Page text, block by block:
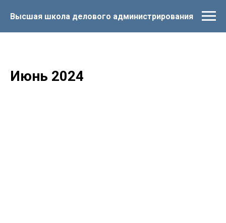
Высшая школа делового администрирования
Июнь 2024